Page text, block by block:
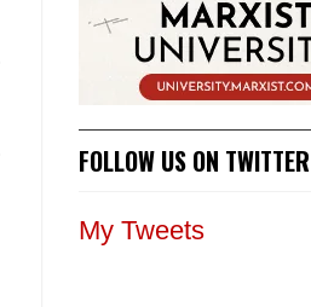
FOLLOW US ON TWITTER
My Tweets